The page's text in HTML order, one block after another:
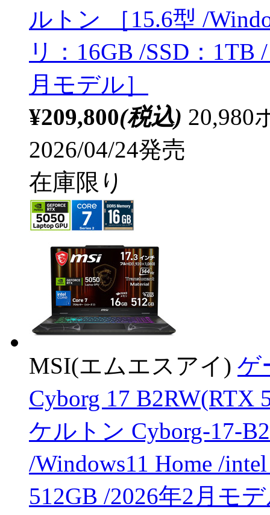
ルトン ［15.6型 /
リ：16GB /SSD：
月モデル］
¥209,800(税込) 20,980
2026/04/24発売
在庫限り
MSI(エムエスアイ) ゲ
Cyborg 17
ケルトン Cyborg-17-
/Windows11 Home /
512GB /2026年2月モ